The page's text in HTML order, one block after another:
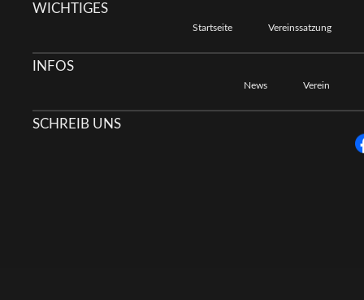
WICHTIGES
Startseite Vereinssatzung
INFOS
News Verein
SCHREIB UNS